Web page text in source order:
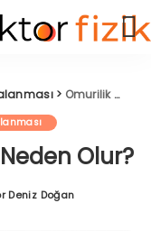
> Omurilik Yaralanması Neden Olur?
Olur?
Deniz Doğan